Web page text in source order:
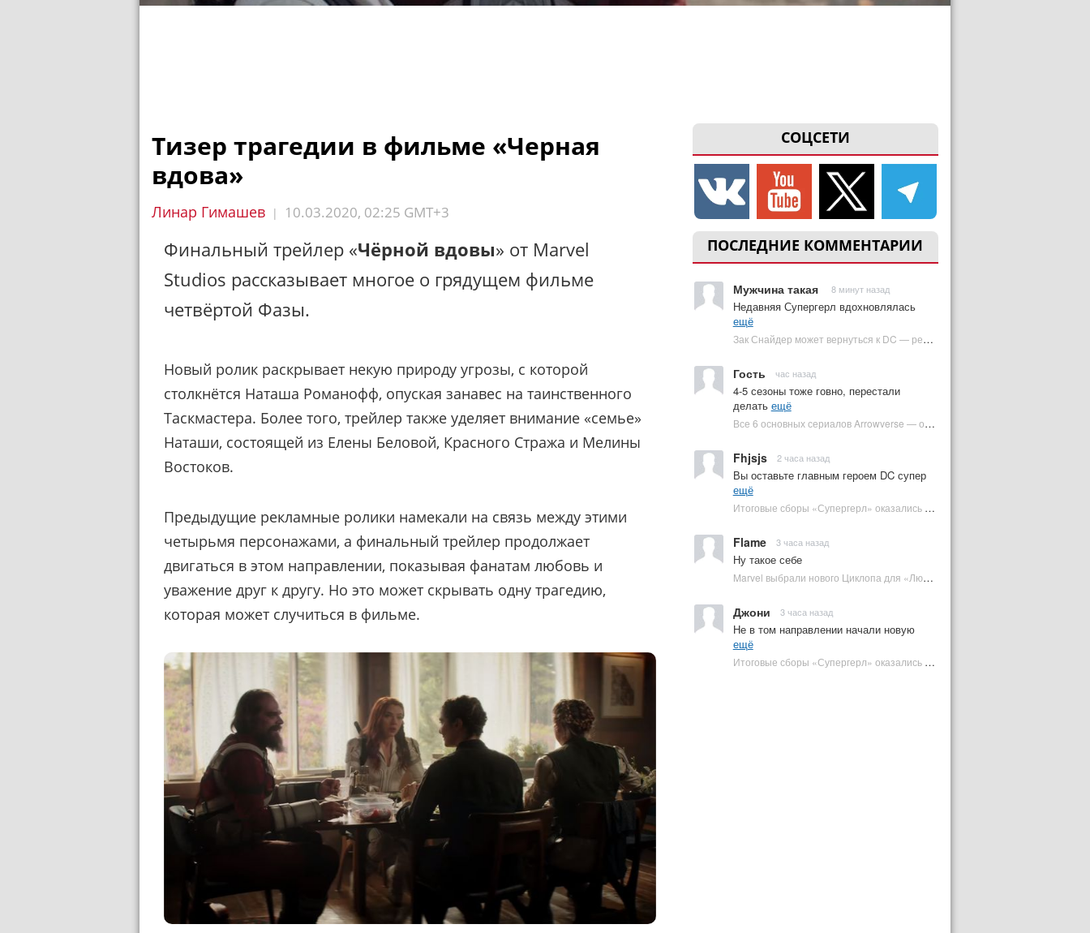
СОЦСЕТИ
ПОСЛЕДНИЕ КОММЕНТАРИИ
Мужчина такая 8 минут назад
Недавняя Супергерл вдохновлялась
ещё
Зак Снайдер может вернуться к DC — режиссер общался с Warner Bros. (фото) | Plugged In Ru
Гость час назад
4-5 сезоны тоже говно, перестали
делать ещё
Все 6 основных сериалов Arrowverse — от худшего к лучшему | Plugged In Ru
Fhjsjs 2 часа назад
Вы оставьте главным героем DC супер
ещё
Итоговые сборы «Супергерл» оказались худшими для DC за два десятилетия | Plugged In Ru
Flame 3 часа назад
Ну такое себе
Marvel выбрали нового Циклопа для «Людей Икс» | Plugged In Ru
Джони 3 часа назад
Не в том направлении начали новую
ещё
Итоговые сборы «Супергерл» оказались худшими для DC за два десятилетия | Plugged In Ru
Тизер трагедии в фильме «Черная
вдова»
Линар Гимашев | 10.03.2020, 02:25 GMT+3
Финальный трейлер «Чёрной вдовы» от Marvel
Studios рассказывает многое о грядущем фильме
четвёртой Фазы.
Новый ролик раскрывает некую природу угрозы, с которой
столкнётся Наташа Романофф, опуская занавес на таинственного
Таскмастера. Более того, трейлер также уделяет внимание «семье»
Наташи, состоящей из Елены Беловой, Красного Стража и Мелины
Востоков.
Предыдущие рекламные ролики намекали на связь между этими
четырьмя персонажами, а финальный трейлер продолжает
двигаться в этом направлении, показывая фанатам любовь и
уважение друг к другу. Но это может скрывать одну трагедию,
которая может случиться в фильме.